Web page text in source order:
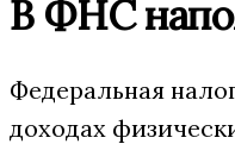
В ФНС
Федеральная
доходах